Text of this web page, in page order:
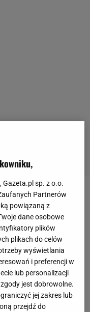
się w rodzinie
w kościele,
religii -
być gotowym na
telewizji, nie
Gazeta.pl sp. z o.o.
Partnerów
powiązaną z
dane osobowe
plików
plikach do celów
wyświetlania
i preferencji w
lub personalizacji
jest dobrowolne.
jej zakres lub
przejdź do